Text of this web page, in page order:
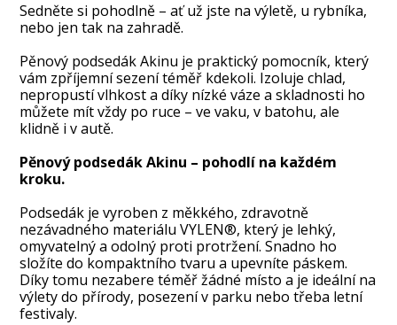
Sedněte si pohodlně – ať už jste na výletě, u rybníka,
nebo jen tak na zahradě.
Pěnový podsedák Akinu je praktický pomocník, který
vám zpříjemní sezení téměř kdekoli. Izoluje chlad,
nepropustí vlhkost a díky nízké váze a skladnosti ho
můžete mít vždy po ruce – ve vaku, v batohu, ale
klidně i v autě.
Pěnový podsedák Akinu – pohodlí na každém
kroku.
Podsedák je vyroben z měkkého, zdravotně
nezávadného materiálu VYLEN®, který je lehký,
omyvatelný a odolný proti protržení. Snadno ho
složíte do kompaktního tvaru a upevníte páskem.
Díky tomu nezabere téměř žádné místo a je ideální na
výlety do přírody, posezení v parku nebo třeba letní
festivaly.